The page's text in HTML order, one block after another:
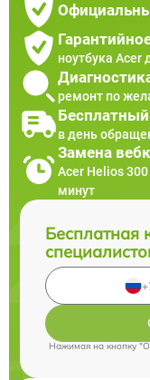
ноутбука Acer
ремонт по
в день
Замена
Acer Helios
минут
Бесплатная
Нажимая на кнопку